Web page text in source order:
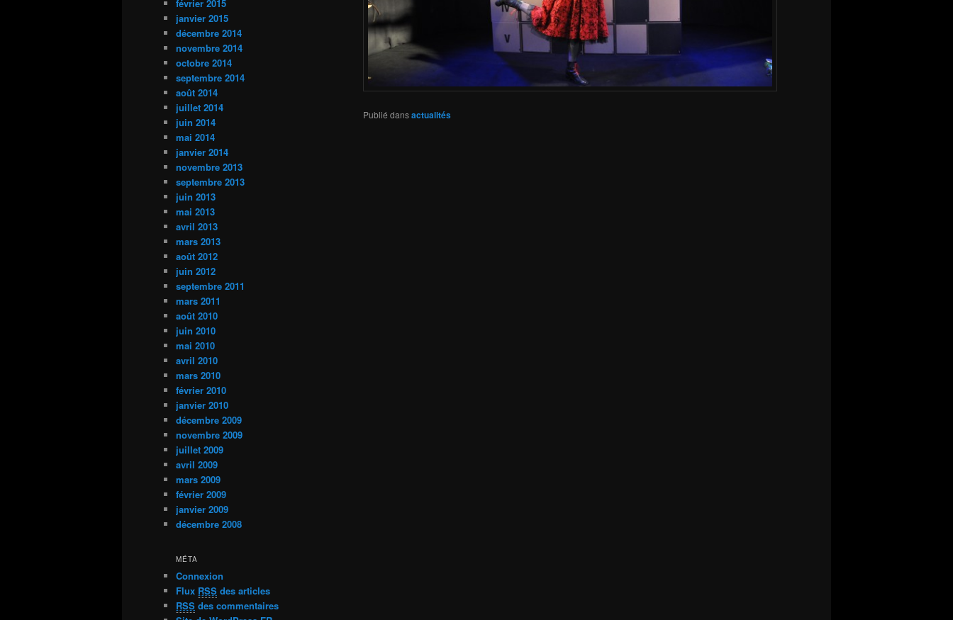
Publié dansactualités
février 2015
janvier 2015
décembre 2014
novembre 2014
octobre 2014
septembre 2014
août 2014
juillet 2014
juin 2014
mai 2014
janvier 2014
novembre 2013
septembre 2013
juin 2013
mai 2013
avril 2013
mars 2013
août 2012
juin 2012
septembre 2011
mars 2011
août 2010
juin 2010
mai 2010
avril 2010
mars 2010
février 2010
janvier 2010
décembre 2009
novembre 2009
juillet 2009
avril 2009
mars 2009
février 2009
janvier 2009
décembre 2008
MÉTA
Connexion
Flux RSS des articles
RSS des commentaires